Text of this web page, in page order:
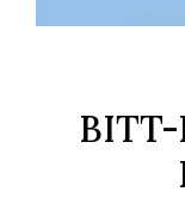
BITT-